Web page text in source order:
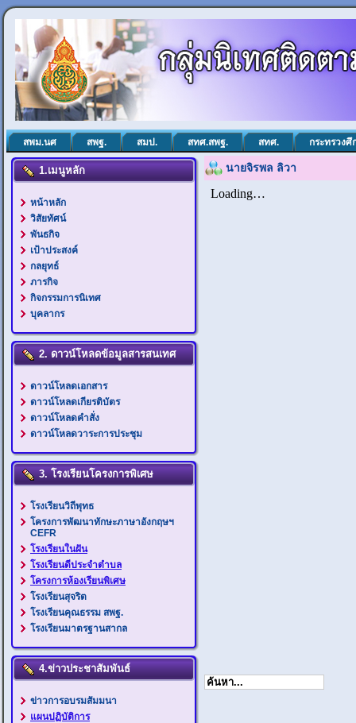
สพม.นศ สพฐ. สมป. สทศ.สพฐ. สทศ. กระทรวงศึ
1.เมนูหลัก
หน้าหลัก
วิสัยทัศน์
พันธกิจ
เป้าประสงค์
กลยุทธ์
ภารกิจ
กิจกรรมการนิเทศ
บุคลากร
2. ดาวน์โหลดข้อมูลสารสนเทศ
ดาวน์โหลดเอกสาร
ดาวน์โหลดเกียรติบัตร
ดาวน์โหลดคำสั่ง
ดาวน์โหลดวาระการประชุม
3. โรงเรียนโครงการพิเศษ
โรงเรียนวิถีพุทธ
โครงการพัฒนาทักษะภาษาอังกฤษฯ
CEFR
โรงเรียนในฝัน
โรงเรียนดีประจำตำบล
โครงการห้องเรียนพิเศษ
โรงเรียนสุจริต
โรงเรียนคุณธรรม สพฐ.
โรงเรียนมาตรฐานสากล
4.ข่าวประชาสัมพันธ์
ข่าวการอบรมสัมมนา
แผนปฏิบัติการ
นายจิรพล ลิวา